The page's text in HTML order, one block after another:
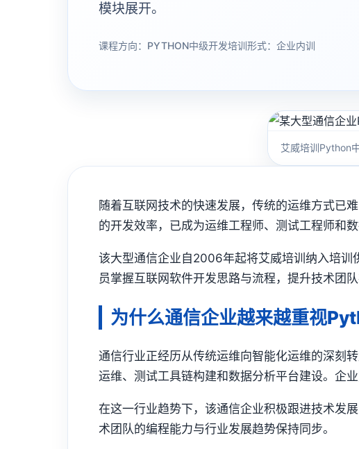
模块展开。
课程方向：PYTHON中级开发培训形式：企业内训
艾威培训Python
随着互联网技术的快速发展，传统的运维方式已
的开发效率，已成为运维工程师、测试工程师和
该大型通信企业自2006年起将艾威培训纳入培
员掌握互联网软件开发思路与流程，提升技术团
为什么通信企业越来越重视
通信行业正经历从传统运维向智能化运维的深刻
运维、测试工具链构建和数据分析平台建设。企
在这一行业趋势下，该通信企业积极跟进技术发
术团队的编程能力与行业发展趋势保持同步。